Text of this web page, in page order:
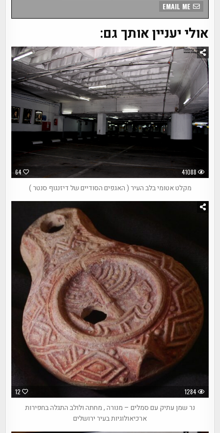
אולי יעניין אותך גם:
64 41088
מקלט אטומי בלב העיר ( האגפים הסודיים של דיזנגוף סנטר )
12 1284
נר שמן עתיק עם סמלים – מנורה , מחתה ולולב התגלה בחפירות
ארכיאולוגיות בעיר ירושלים